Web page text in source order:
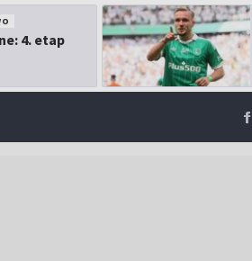
4. etap